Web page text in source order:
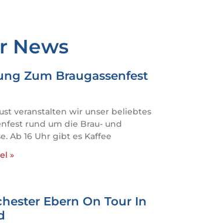
News
Zum Braugassenfest
veranstalten wir unser beliebtes
rund um die Brau- und
Ab 16 Uhr gibt es Kaffee
»
Ebern On Tour In